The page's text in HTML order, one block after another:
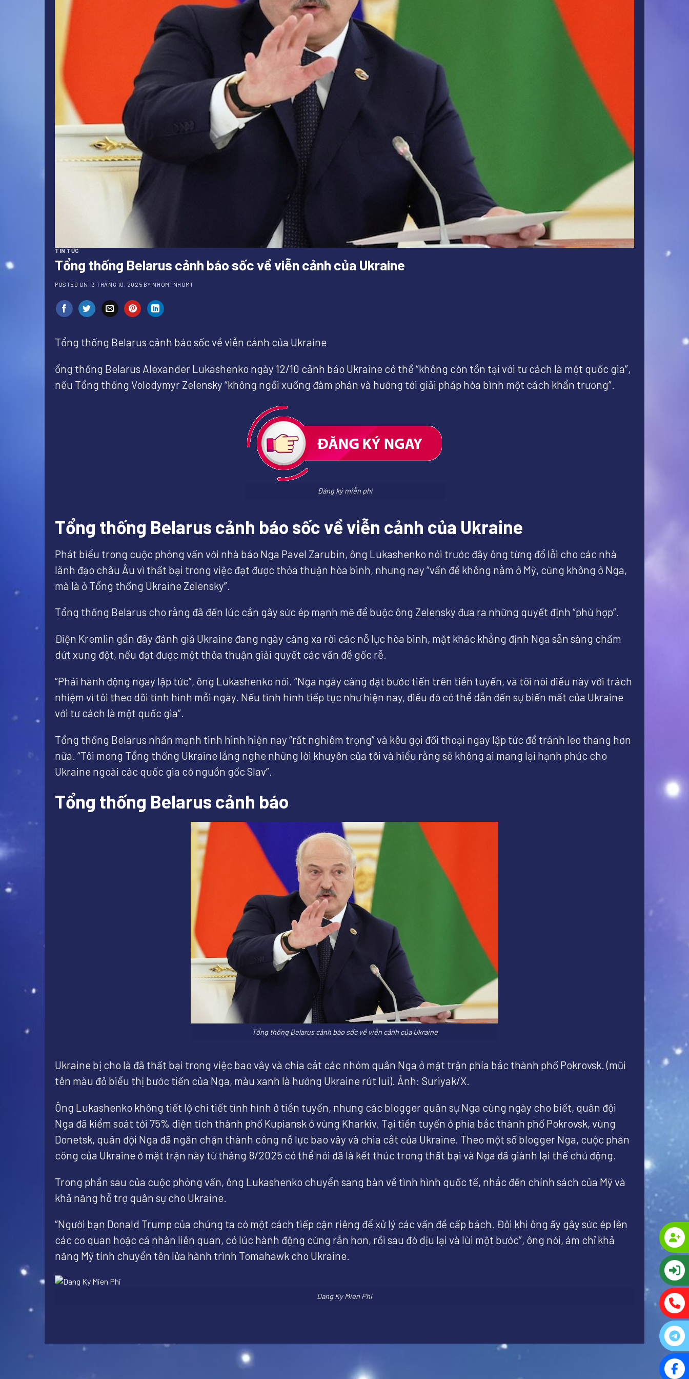
TIN TỨC
Tổng thống Belarus cảnh báo sốc về viễn cảnh của Ukraine
POSTED ON 13 THÁNG 10, 2025 BY NHOM1 NHOM1
Tổng thống Belarus cảnh báo sốc về viễn cảnh của Ukraine
ổng thống Belarus Alexander Lukashenko ngày 12/10 cảnh báo Ukraine có thể “không còn tồn tại với tư cách là một quốc gia”,
nếu Tổng thống Volodymyr Zelensky “không ngồi xuống đàm phán và hướng tới giải pháp hòa bình một cách khẩn trương”.
Đăng ký miễn phí
Tổng thống Belarus cảnh báo sốc về viễn cảnh của Ukraine
Phát biểu trong cuộc phỏng vấn với nhà báo Nga Pavel Zarubin, ông Lukashenko nói trước đây ông từng đổ lỗi cho các nhà
lãnh đạo châu Âu vì thất bại trong việc đạt được thỏa thuận hòa bình, nhưng nay “vấn đề không nằm ở Mỹ, cũng không ở Nga,
mà là ở Tổng thống Ukraine Zelensky”.
Tổng thống Belarus cho rằng đã đến lúc cần gây sức ép mạnh mẽ để buộc ông Zelensky đưa ra những quyết định “phù hợp”.
Điện Kremlin gần đây đánh giá Ukraine đang ngày càng xa rời các nỗ lực hòa bình, mặt khác khẳng định Nga sẵn sàng chấm
dứt xung đột, nếu đạt được một thỏa thuận giải quyết các vấn đề gốc rễ.
“Phải hành động ngay lập tức”, ông Lukashenko nói. “Nga ngày càng đạt bước tiến trên tiền tuyến, và tôi nói điều này với trách
nhiệm vì tôi theo dõi tình hình mỗi ngày. Nếu tình hình tiếp tục như hiện nay, điều đó có thể dẫn đến sự biến mất của Ukraine
với tư cách là một quốc gia”.
Tổng thống Belarus nhấn mạnh tình hình hiện nay “rất nghiêm trọng” và kêu gọi đối thoại ngay lập tức để tránh leo thang hơn
nữa. “Tôi mong Tổng thống Ukraine lắng nghe những lời khuyên của tôi và hiểu rằng sẽ không ai mang lại hạnh phúc cho
Ukraine ngoài các quốc gia có nguồn gốc Slav”.
Tổng thống Belarus cảnh báo
Tổng thống Belarus cảnh báo sốc về viễn cảnh của Ukraine
Ukraine bị cho là đã thất bại trong việc bao vây và chia cắt các nhóm quân Nga ở mặt trận phía bắc thành phố Pokrovsk. (mũi
tên màu đỏ biểu thị bước tiến của Nga, màu xanh là hướng Ukraine rút lui). Ảnh: Suriyak/X.
Ông Lukashenko không tiết lộ chi tiết tình hình ở tiền tuyến, nhưng các blogger quân sự Nga cùng ngày cho biết, quân đội
Nga đã kiểm soát tới 75% diện tích thành phố Kupiansk ở vùng Kharkiv. Tại tiền tuyến ở phía bắc thành phố Pokrovsk, vùng
Donetsk, quân đội Nga đã ngăn chặn thành công nỗ lực bao vây và chia cắt của Ukraine. Theo một số blogger Nga, cuộc phản
công của Ukraine ở mặt trận này từ tháng 8/2025 có thể nói đã là kết thúc trong thất bại và Nga đã giành lại thế chủ động.
Trong phần sau của cuộc phỏng vấn, ông Lukashenko chuyển sang bàn về tình hình quốc tế, nhắc đến chính sách của Mỹ và
khả năng hỗ trợ quân sự cho Ukraine.
“Người bạn Donald Trump của chúng ta có một cách tiếp cận riêng để xử lý các vấn đề cấp bách. Đôi khi ông ấy gây sức ép lên
các cơ quan hoặc cá nhân liên quan, có lúc hành động cứng rắn hơn, rồi sau đó dịu lại và lùi một bước”, ông nói, ám chỉ khả
năng Mỹ tính chuyển tên lửa hành trình Tomahawk cho Ukraine.
Dang Ky Mien Phi